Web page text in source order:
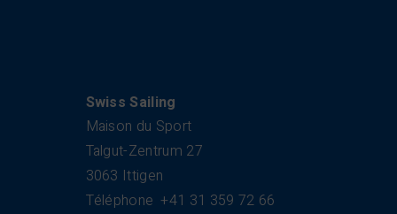
Swiss Sailing
Maison du Sport
Talgut-Zentrum 27
3063 Ittigen
Téléphone +41 31 359 72 66